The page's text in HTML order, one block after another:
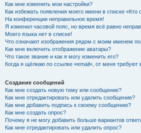
Как мне изменить мои настройки?
Как избежать появления моего имени в списке
На конференции неправильное время!
Я изменил часовой пояс, но время всё равно
Моего языка нет в списке!
Что означают изображения рядом с моим именем
Как мне включить отображение аватары?
Что такое звание и как я могу изменить его?
Когда я щёлкаю по ссылке «email», от меня требуют
Создание сообщений
Как мне создать новую тему или сообщение?
Как мне отредактировать или удалить сообщение?
Как мне добавить подпись к своему сообщению?
Как мне создать опрос?
Почему я не могу добавить больше вариантов
Как мне отредактировать или удалить опрос?